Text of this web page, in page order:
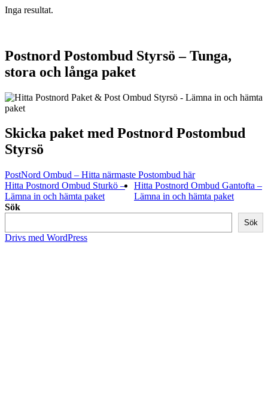
Inga resultat.
Postnord Postombud Styrsö – Tunga,
stora och långa paket
Skicka paket med Postnord Postombud
Styrsö
PostNord Ombud – Hitta närmaste Postombud här
Hitta Postnord Ombud Sturkö –
Lämna in och hämta paket
Hitta Postnord Ombud Gantofta –
Lämna in och hämta paket
Sök
Sök
Drivs med WordPress